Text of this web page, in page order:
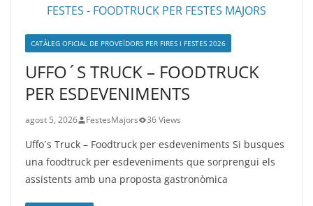
CATÀLEG OFICIAL DE PROVEÏDORS PER FIRES I FESTES 2026
UFFO´S TRUCK – FOODTRUCK
PER ESDEVENIMENTS
agost 5, 2026 FestesMajors 36 Views
Uffo´s Truck – Foodtruck per esdeveniments Si busques
una foodtruck per esdeveniments que sorprengui els
assistents amb una proposta gastronòmica